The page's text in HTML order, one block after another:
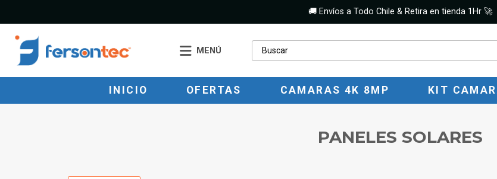
🚚 Envíos a Todo Chile & Retira en tienda 1Hr 🚀
MENÚ
INICIO OFERTAS CAMARAS 4K 8MP KIT
PANELES SOLARES